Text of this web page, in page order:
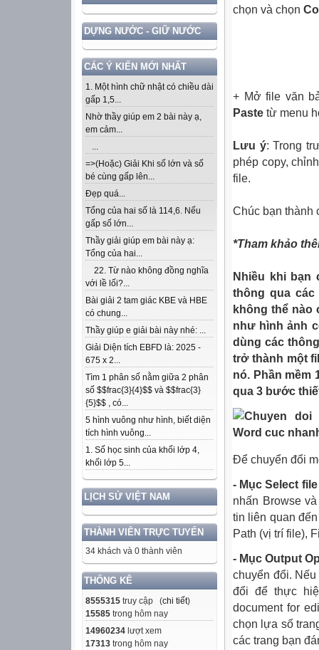
DỰNG NƯỚC - GIỮ NƯỚC
CÁC Ý KIẾN MỚI NHẤT
1. Một hình chữ nhật có chiều dài
gấp 1,5...
Nhờ thầy giúp em 2 bài này ạ,
em cảm...
...
=>(Hoặc) Giải Khi số lớn và số
bé cùng gấp lên...
Đẹp quá...
Tổng của hai số là 114,6. Nếu
gấp số lớn...
Thầy giải giúp em bài này ạ:
Tổng của hai...
22. Từ nào không đồng nghĩa
với lề lối?...
Bài giải 2 tam giác KBE và HBE
có chung...
Thầy giúp e giải bài này nhé: ...
Giải Diện tích EBFD là: 2025 -
675 x 2...
Tìm 1 phân số nằm giữa 2 phân
số $$frac{3}{4}$$ và $$frac{3}
{5}$$ , có...
5 hình vuông như hình, biết diện
tích hình vuông...
1. Số học sinh của khối lớp 4,
khối lớp 5...
LỊCH SỬ VIỆT NAM
THÀNH VIÊN TRỰC TUYẾN
34 khách và 0 thành viên
THỐNG KÊ
8555315 truy cập (chi tiết)
15585 trong hôm nay
14960234 lượt xem
17313 trong hôm nay
chọn và chọn
+ Mở file văn
Paste từ menu
Lưu ý: Trong
phép copy,
file.
Chúc bạn thành
*Tham khảo
Nhiều khi bạn
thông qua các
không thể nào
như hình ảnh
dùng các
trở thành một
nó. Phần mềm
qua 3 bước
Để chuyển đổi
- Mục Select file
nhấn Browse
tin liên quan
Path (vị trí file),
- Mục Output
chuyển đổi.
đổi để thực
document for
chọn lựa số
các trang bạn